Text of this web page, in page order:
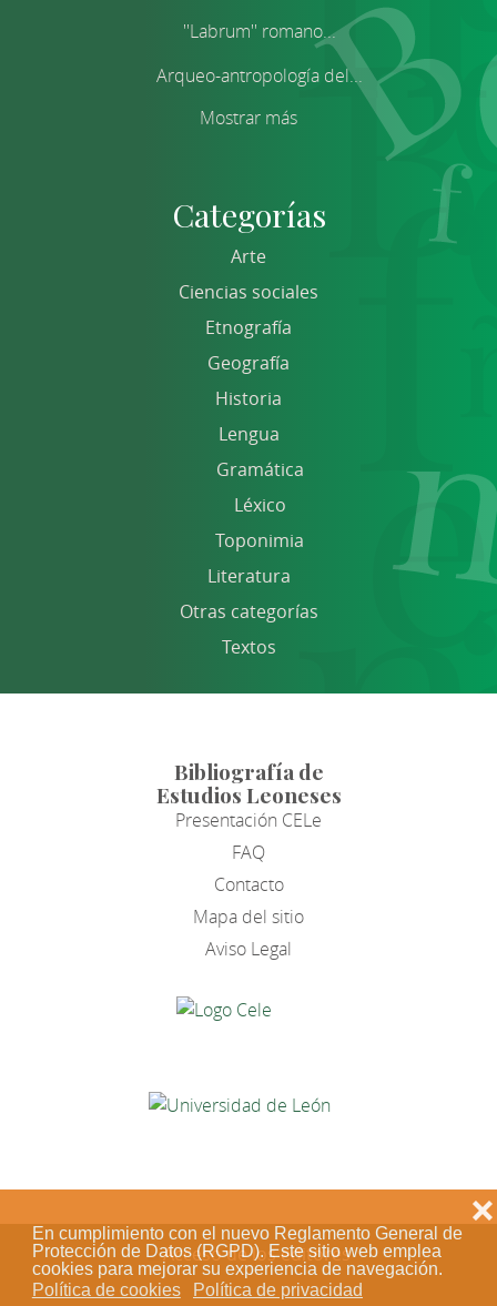
En cumplimiento con el nuevo Reglamento General de
Protección de Datos (RGPD). Este sitio web emplea
cookies para mejorar su experiencia de navegación.
Política de cookies
Política de privacidad
❌
''Labrum'' romano...
Arqueo-antropología del...
Mostrar más
Categorías
Arte
Ciencias sociales
Etnografía
Geografía
Historia
Lengua
Gramática
Léxico
Toponimia
Literatura
Otras categorías
Textos
Bibliografía de
Estudios Leoneses
Presentación CELe
FAQ
Contacto
Mapa del sitio
Aviso Legal
Acceso de los editores